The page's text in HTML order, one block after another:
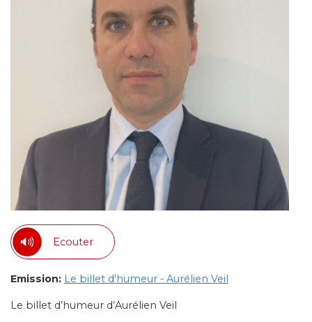
Ecouter
Emission: Le billet d'humeur - Aurélien Veil
Le billet d’humeur d’Aurélien Veil